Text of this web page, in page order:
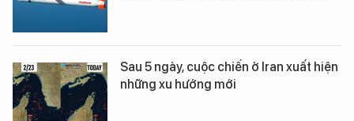
Sau 5 ngày, cuộc chiến ở Iran xuất hiện
những xu hướng mới